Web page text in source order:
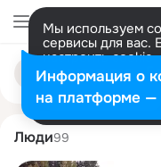
Мы используем
сервисы для вас.
настроить
представитель.
Разрешить все
Поиск
людям
anatoliy
Люди99
Информация о
на платформе —